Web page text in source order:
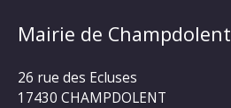
Mairie de Champdolent
26 rue des Ecluses
17430 CHAMPDOLENT